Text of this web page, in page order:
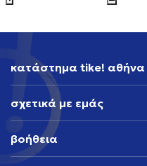
κατάστημα tike! αθήνα
σχετικά με εμάς
βοήθεια